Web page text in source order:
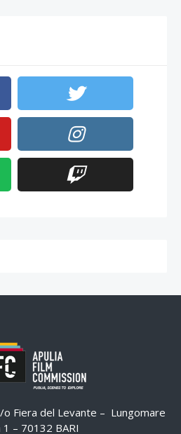
o Fiera del Levante – Lungomare
– 70132 BARI